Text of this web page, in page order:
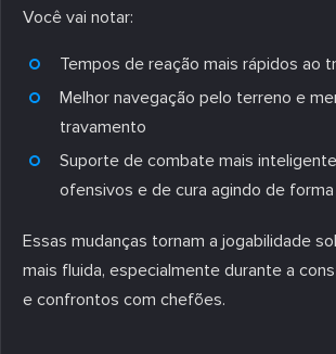
Você vai notar:
Tempos de reação mais rápidos ao
Melhor navegação pelo terreno e
travamento
Suporte de combate mais
ofensivos e de cura agindo de
Essas mudanças tornam a jogabilidade
mais fluida, especialmente durante a
e confrontos com chefões.